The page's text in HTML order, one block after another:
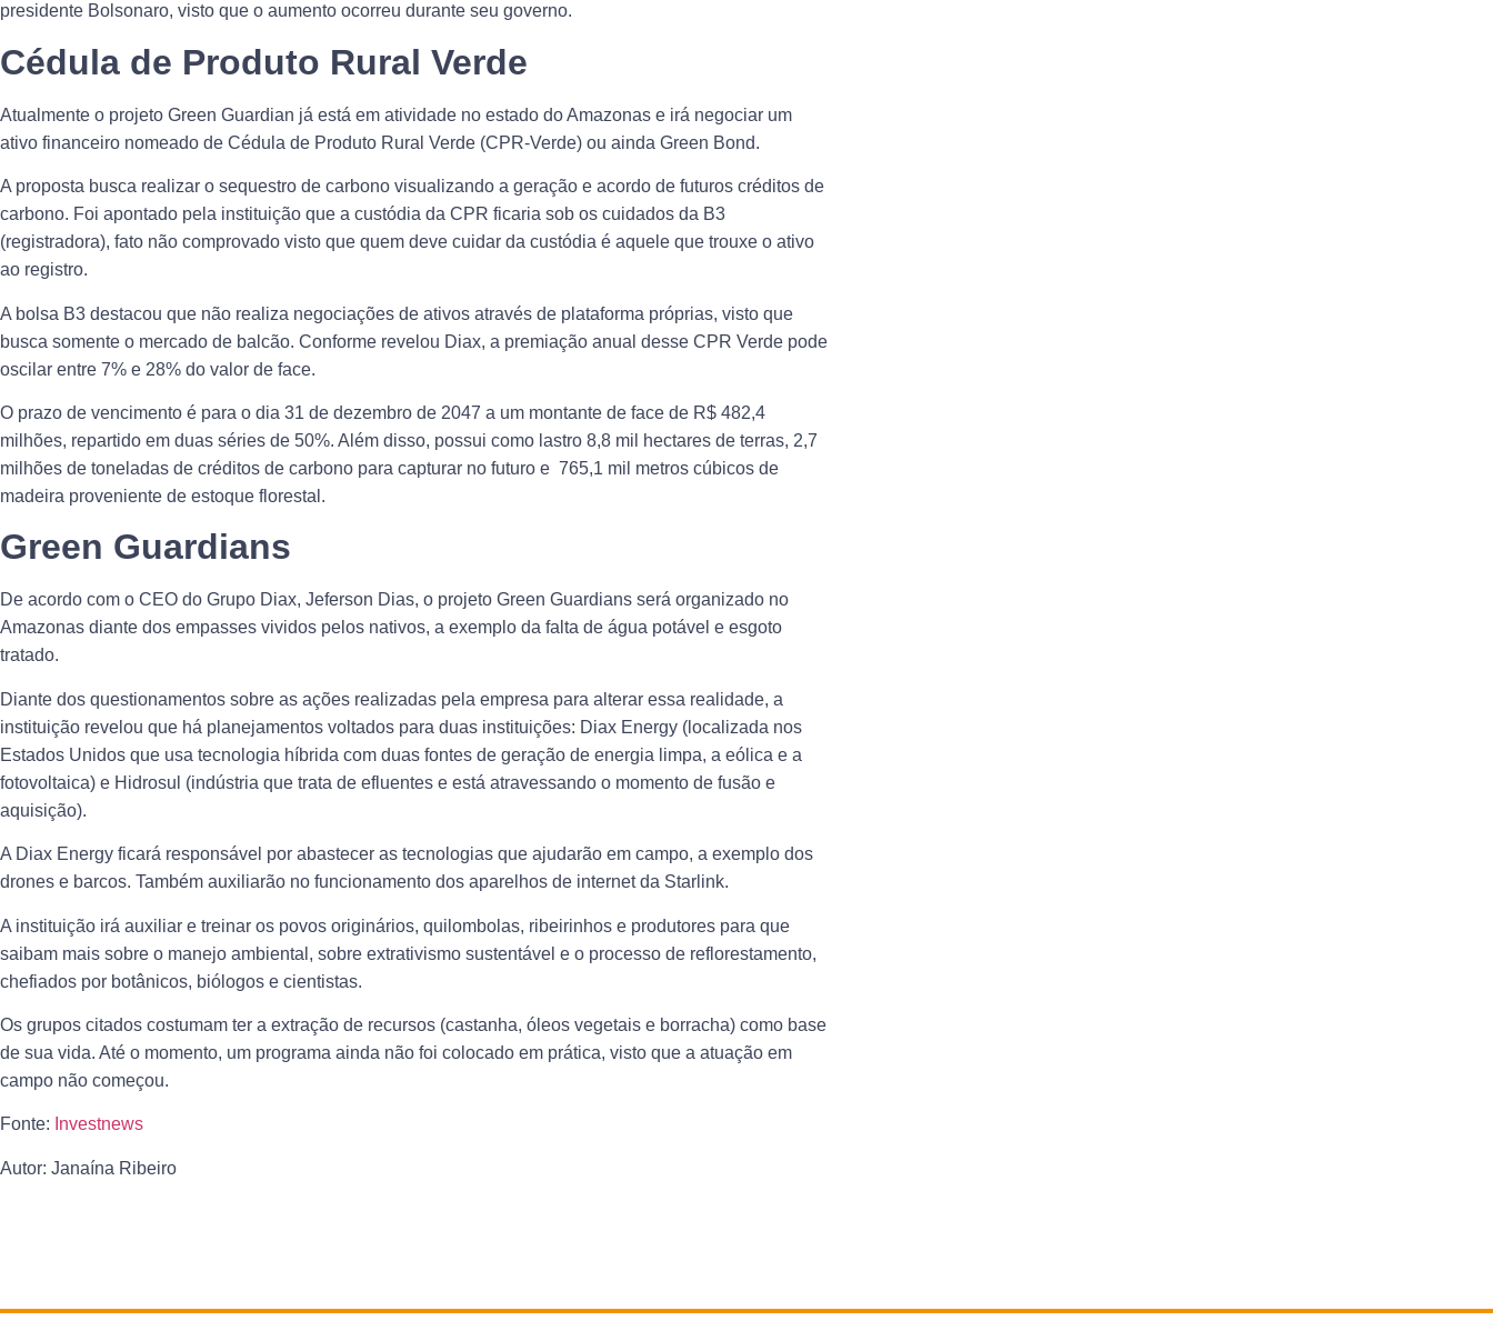
presidente Bolsonaro, visto que o aumento ocorreu durante seu governo.
Cédula de Produto Rural Verde
Atualmente o projeto Green Guardian já está em atividade no estado do Amazonas e irá negociar um
ativo financeiro nomeado de Cédula de Produto Rural Verde (CPR-Verde) ou ainda Green Bond.
A proposta busca realizar o sequestro de carbono visualizando a geração e acordo de futuros créditos de
carbono. Foi apontado pela instituição que a custódia da CPR ficaria sob os cuidados da B3
(registradora), fato não comprovado visto que quem deve cuidar da custódia é aquele que trouxe o ativo
ao registro.
A bolsa B3 destacou que não realiza negociações de ativos através de plataforma próprias, visto que
busca somente o mercado de balcão. Conforme revelou Diax, a premiação anual desse CPR Verde pode
oscilar entre 7% e 28% do valor de face.
O prazo de vencimento é para o dia 31 de dezembro de 2047 a um montante de face de R$ 482,4
milhões, repartido em duas séries de 50%. Além disso, possui como lastro 8,8 mil hectares de terras, 2,7
milhões de toneladas de créditos de carbono para capturar no futuro e 765,1 mil metros cúbicos de
madeira proveniente de estoque florestal.
Green Guardians
De acordo com o CEO do Grupo Diax, Jeferson Dias, o projeto Green Guardians será organizado no
Amazonas diante dos empasses vividos pelos nativos, a exemplo da falta de água potável e esgoto
tratado.
Diante dos questionamentos sobre as ações realizadas pela empresa para alterar essa realidade, a
instituição revelou que há planejamentos voltados para duas instituições: Diax Energy (localizada nos
Estados Unidos que usa tecnologia híbrida com duas fontes de geração de energia limpa, a eólica e a
fotovoltaica) e Hidrosul (indústria que trata de efluentes e está atravessando o momento de fusão e
aquisição).
A Diax Energy ficará responsável por abastecer as tecnologias que ajudarão em campo, a exemplo dos
drones e barcos. Também auxiliarão no funcionamento dos aparelhos de internet da Starlink.
A instituição irá auxiliar e treinar os povos originários, quilombolas, ribeirinhos e produtores para que
saibam mais sobre o manejo ambiental, sobre extrativismo sustentável e o processo de reflorestamento,
chefiados por botânicos, biólogos e cientistas.
Os grupos citados costumam ter a extração de recursos (castanha, óleos vegetais e borracha) como base
de sua vida. Até o momento, um programa ainda não foi colocado em prática, visto que a atuação em
campo não começou.
Fonte: Investnews
Autor: Janaína Ribeiro